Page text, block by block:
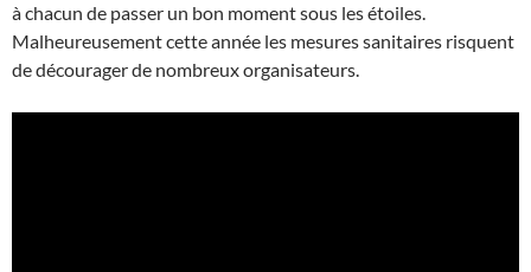
à chacun de passer un bon moment sous les étoiles.
Malheureusement cette année les mesures sanitaires risquent
de décourager de nombreux organisateurs.